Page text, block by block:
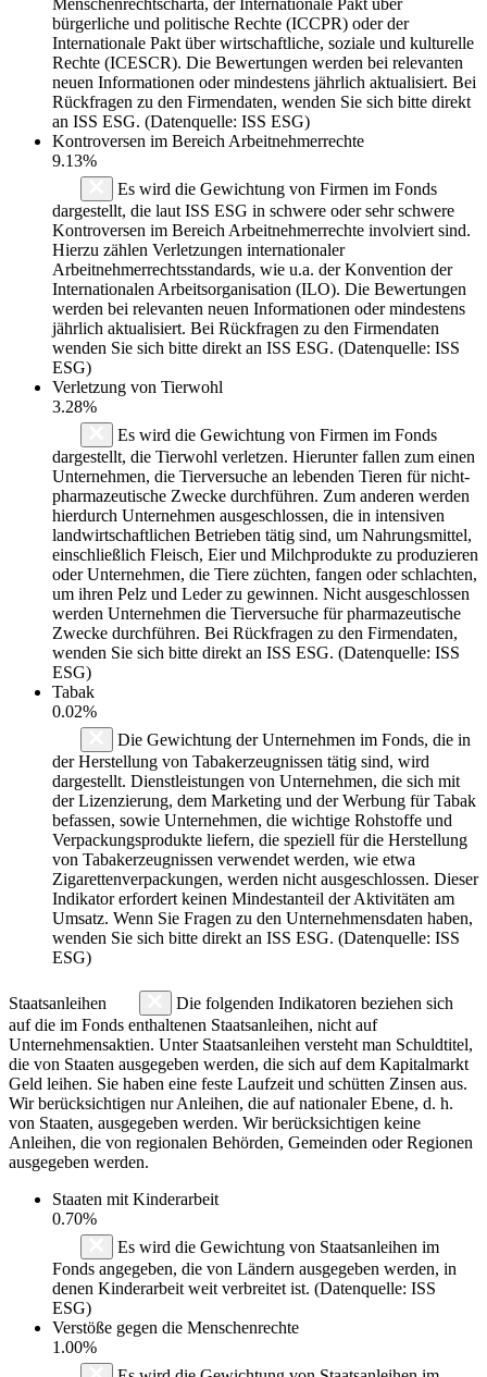
bürgerliche und politische Rechte (ICCPR) oder der
Internationale Pakt über wirtschaftliche, soziale und kulturelle
Rechte (ICESCR). Die Bewertungen werden bei relevanten
neuen Informationen oder mindestens jährlich aktualisiert. Bei
Rückfragen zu den Firmendaten, wenden Sie sich bitte direkt
an ISS ESG. (Datenquelle: ISS ESG)
Kontroversen im Bereich Arbeitnehmerrechte
9.13%
Es wird die Gewichtung von Firmen im Fonds
dargestellt, die laut ISS ESG in schwere oder sehr schwere
Kontroversen im Bereich Arbeitnehmerrechte involviert sind.
Hierzu zählen Verletzungen internationaler
Arbeitnehmerrechtsstandards, wie u.a. der Konvention der
Internationalen Arbeitsorganisation (ILO). Die Bewertungen
werden bei relevanten neuen Informationen oder mindestens
jährlich aktualisiert. Bei Rückfragen zu den Firmendaten
wenden Sie sich bitte direkt an ISS ESG. (Datenquelle: ISS
ESG)
Verletzung von Tierwohl
3.28%
Es wird die Gewichtung von Firmen im Fonds
dargestellt, die Tierwohl verletzen. Hierunter fallen zum einen
Unternehmen, die Tierversuche an lebenden Tieren für nicht-
pharmazeutische Zwecke durchführen. Zum anderen werden
hierdurch Unternehmen ausgeschlossen, die in intensiven
landwirtschaftlichen Betrieben tätig sind, um Nahrungsmittel,
einschließlich Fleisch, Eier und Milchprodukte zu produzieren
oder Unternehmen, die Tiere züchten, fangen oder schlachten,
um ihren Pelz und Leder zu gewinnen. Nicht ausgeschlossen
werden Unternehmen die Tierversuche für pharmazeutische
Zwecke durchführen. Bei Rückfragen zu den Firmendaten,
wenden Sie sich bitte direkt an ISS ESG. (Datenquelle: ISS
ESG)
Tabak
0.02%
Die Gewichtung der Unternehmen im Fonds, die in
der Herstellung von Tabakerzeugnissen tätig sind, wird
dargestellt. Dienstleistungen von Unternehmen, die sich mit
der Lizenzierung, dem Marketing und der Werbung für Tabak
befassen, sowie Unternehmen, die wichtige Rohstoffe und
Verpackungsprodukte liefern, die speziell für die Herstellung
von Tabakerzeugnissen verwendet werden, wie etwa
Zigarettenverpackungen, werden nicht ausgeschlossen. Dieser
Indikator erfordert keinen Mindestanteil der Aktivitäten am
Umsatz. Wenn Sie Fragen zu den Unternehmensdaten haben,
wenden Sie sich bitte direkt an ISS ESG. (Datenquelle: ISS
ESG)
Staatsanleihen
Die folgenden Indikatoren beziehen sich
auf die im Fonds enthaltenen Staatsanleihen, nicht auf
Unternehmensaktien. Unter Staatsanleihen versteht man Schuldtitel,
die von Staaten ausgegeben werden, die sich auf dem Kapitalmarkt
Geld leihen. Sie haben eine feste Laufzeit und schütten Zinsen aus.
Wir berücksichtigen nur Anleihen, die auf nationaler Ebene, d. h.
von Staaten, ausgegeben werden. Wir berücksichtigen keine
Anleihen, die von regionalen Behörden, Gemeinden oder Regionen
ausgegeben werden.
Staaten mit Kinderarbeit
0.70%
Es wird die Gewichtung von Staatsanleihen im
Fonds angegeben, die von Ländern ausgegeben werden, in
denen Kinderarbeit weit verbreitet ist. (Datenquelle: ISS
ESG)
Verstöße gegen die Menschenrechte
1.00%